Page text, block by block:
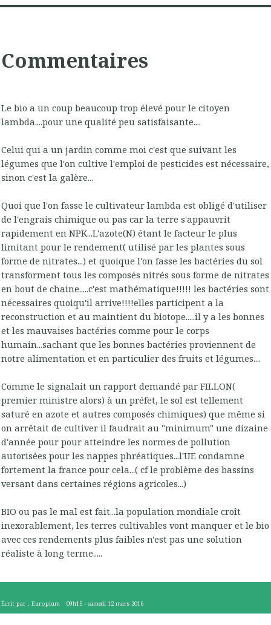
Commentaires
Le bio a un coup beaucoup trop élevé pour le citoyen
lambda....pour une qualité peu satisfaisante....
Celui qui a un jardin comme moi c'est que suivant les
légumes que l'on cultive l'emploi de pesticides est nécessaire,
sinon c'est la galère...
Quoi que l'on fasse le cultivateur lambda est obligé d'utiliser
de l'engrais chimique ou pas car la terre s'appauvrit
rapidement en NPK...L'azote(N) étant le facteur le plus
limitant pour le rendement( utilisé par les plantes sous
forme de nitrates...) et quoique l'on fasse les bactéries du sol
transforment tous les composés nitrés sous forme de nitrates
en bout de chaine.....c'est mathématique!!!!! les bactéries sont
nécessaires quoiqu'il arrive!!!!elles participent a la
reconstruction et au maintient du biotope.....il y a les bonnes
et les mauvaises bactéries comme pour le corps
humain...sachant que les bonnes bactéries proviennent de
notre alimentation et en particulier des fruits et légumes....
Comme le signalait un rapport demandé par FILLON(
premier ministre alors) à un préfet, le sol est tellement
saturé en azote et autres composés chimiques) que même si
on arrêtait de cultiver il faudrait au "minimum" une dizaine
d'année pour pour atteindre les normes de pollution
autorisées pour les nappes phréatiques...l'UE condamne
fortement la france pour cela...( cf le problème des bassins
versant dans certaines régions agricoles...)
BIO ou pas le mal est fait...la population mondiale croît
inexorablement, les terres cultivables vont manquer et le bio
avec ces rendements plus faibles n'est pas une solution
réaliste à long terme.....
Écrit par : Europium 09h15 -samedi 12 mars 2016